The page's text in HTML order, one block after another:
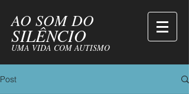
AO SOM DO
SILÊNCIO
UMA VIDA COM AUTISMO
Post